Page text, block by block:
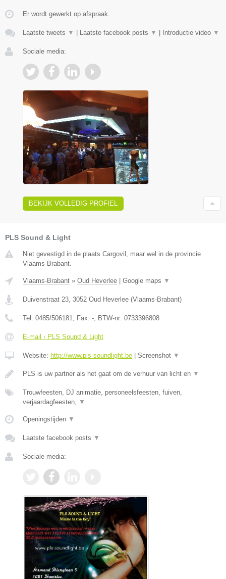
Er wordt gewerkt op afspraak.
Laatste tweets ▼ Laatste facebook posts ▼ Introductie video ▼
Sociale media:
BEKIJK VOLLEDIG PROFIEL
PLS Sound & Light
Niet gevestigd in de plaats Cargovil, maar wel in de provincie
Vlaams-Brabant.
Vlaams-Brabant » Oud Heverlee Google maps ▼
Duivenstraat 23, 3052 Oud Heverlee (Vlaams-Brabant)
Tel: 0485/506181, Fax: -, BTW-nr: 0733396808
E-mail › PLS Sound & Light
Website: http://www.pls-soundlight.be Screenshot ▼
PLS is uw partner als het gaat om de verhuur van licht en ▼
Trouwfeesten, DJ animatie, personeelsfeesten, fuiven,
verjaardagfeesten, ▼
Openingstijden ▼
Laatste facebook posts ▼
Sociale media: